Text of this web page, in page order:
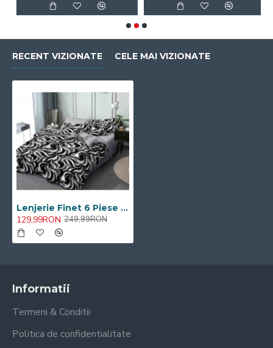
RECENT VIZIONATE CELE MAI VIZIONATE
Lenjerie Finet 6 Piese SEP
129,99RON 249,99RON
Informatii
Termeni & Conditii
Politica de confidentialitate